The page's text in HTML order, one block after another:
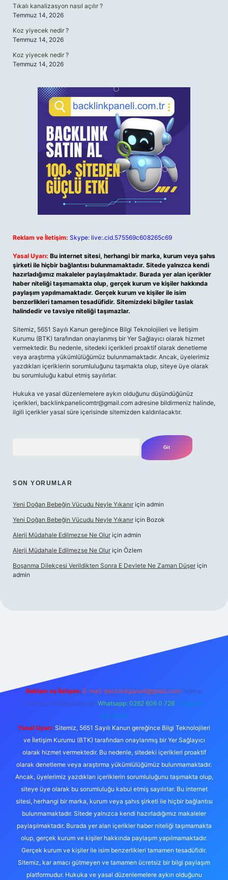
Tıkalı kanalizasyon nasıl açılır ?
Temmuz 14, 2026
Koz yiyecek nedir ?
Temmuz 14, 2026
Koz yiyecek nedir ?
Temmuz 14, 2026
Reklam ve İletişim: Skype: live:.cid.575569c608265c69
Yasal Uyarı: Bu internet sitesi, herhangi bir marka, kurum veya şahıs
şirketi ile hiçbir bağlantısı bulunmamaktadır. Sitede yalnızca kendi
hazırladığımız makaleler paylaşılmaktadır. Burada yer alan içerikler
haber niteliği taşımamakta olup, gerçek kurum ve kişiler hakkında
paylaşım yapılmamaktadır. Gerçek kurum ve kişiler ile isim
benzerlikleri tamamen tesadüfidir. Sitemizdeki bilgiler taslak
halindedir ve tavsiye niteliği taşımazlar.
Sitemiz, 5651 Sayılı Kanun gereğince Bilgi Teknolojileri ve İletişim
Kurumu (BTK) tarafından onaylanmış bir Yer Sağlayıcı olarak hizmet
vermektedir. Bu nedenle, sitedeki içerikleri proaktif olarak denetleme
veya araştırma yükümlülüğümüz bulunmamaktadır. Ancak, üyelerimiz
yazdıkları içeriklerin sorumluluğunu taşımakta olup, siteye üye olarak
bu sorumluluğu kabul etmiş sayılırlar.
Hukuka ve yasal düzenlemelere aykırı olduğunu düşündüğünüz
içerikleri, backlinkpanelicomtr@gmail.com adresine bildirmeniz halinde,
ilgili içerikler yasal süre içerisinde sitemizden kaldırılacaktır.
SON YORUMLAR
Yeni Doğan Bebeğin Vücudu Neyle Yıkanır için admin
Yeni Doğan Bebeğin Vücudu Neyle Yıkanır için Bozok
Alerji Müdahale Edilmezse Ne Olur için admin
Alerji Müdahale Edilmezse Ne Olur için Özlem
Boşanma Dilekçesi Verildikten Sonra E Devlete Ne Zaman Düşer için
admin
Reklam ve İletişim: E-mail: backlinkpaneli@gmail.com Teams:
forumhizmeti@gmail.com Whatsapp: 0262 606 0 726 Telegram:
@karabul
Yasal Uyarı: Sitemiz, 5651 Sayılı Kanun gereğince Bilgi Teknolojileri
ve İletişim Kurumu (BTK) tarafından onaylanmış bir Yer Sağlayıcı
olarak hizmet vermektedir. Bu nedenle, sitedeki içerikleri proaktif
olarak denetleme veya araştırma yükümlülüğümüz bulunmamaktadır.
Ancak, üyelerimiz yazdıkları içeriklerin sorumluluğunu taşımakta olup,
siteye üye olarak bu sorumluluğu kabul etmiş sayılırlar. Bu internet
sitesi, herhangi bir marka, kurum veya şahıs şirketi ile hiçbir bağlantısı
bulunmamaktadır. Sitede yalnızca kendi hazırladığımız makaleler
paylaşılmaktadır. Burada yer alan içerikler haber niteliği taşımamakta
olup, gerçek kurum ve kişiler hakkında paylaşım yapılmamaktadır.
Gerçek kurum ve kişiler ile isim benzerlikleri tamamen tesadüfidir.
Sitemiz, kar amacı gütmeyen ve tamamen ücretsiz bir bilgi paylaşım
platformudur. Hukuka ve yasal düzenlemelere aykırı olduğunu